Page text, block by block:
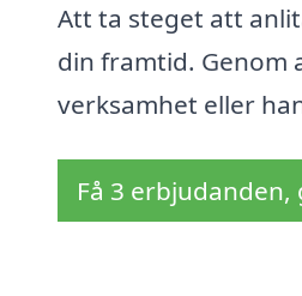
Att ta steget att
din framtid. Genom
verksamhet eller
Få 3